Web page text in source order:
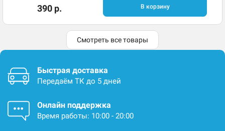
390 р. В корзину
Смотреть все товары
Быстрая доставка
Передаём ТК до 5 дней
Онлайн поддержка
Время работы: 10:00 - 20:00